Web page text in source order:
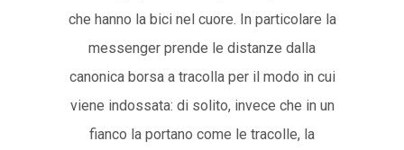
che hanno la bici nel cuore. In particolare la
messenger prende le distanze dalla
canonica borsa a tracolla per il modo in cui
viene indossata: di solito, invece che in un
fianco la portano come le tracolle, la